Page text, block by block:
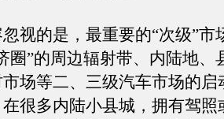
的是，最重要的“次级”市
圈”的周边辐射带、内陆地、
场等二、三级汽车市场的启
很多内陆小县城，拥有驾照